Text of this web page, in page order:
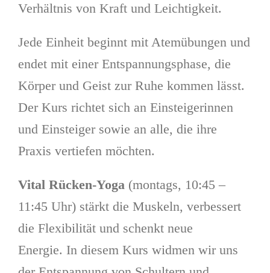
Verhältnis von Kraft und Leichtigkeit.
Jede Einheit beginnt mit Atemübungen und
endet mit einer Entspannungsphase, die
Körper und Geist zur Ruhe kommen lässt.
Der Kurs richtet sich an Einsteigerinnen
und Einsteiger sowie an alle, die ihre
Praxis vertiefen möchten.
Vital Rücken-Yoga(montags, 10:45 –
11:45 Uhr) stärkt die Muskeln, verbessert
die Flexibilität und schenkt neue
Energie. In diesem Kurs widmen wir uns